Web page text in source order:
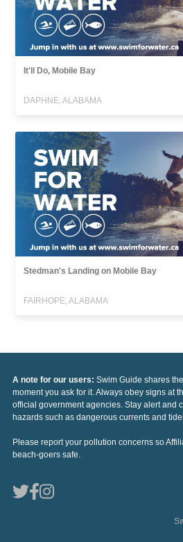
It'll Do, Mobile Bay
DAPHNE, ALABAMA
Stedman's Landing on Mobile Bay
FAIRHOPE, ALABAMA
A note for our users: Swim Guide shares
moment you ask for it. Always obey signs at
official government agencies. Stay alert and
hazards such as dangerous currents and
Please report your pollution concerns so
beach-goers safe.